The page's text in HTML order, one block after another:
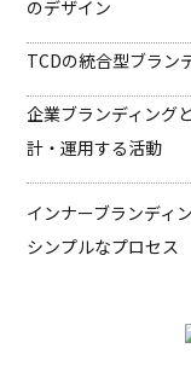
のデザイン
TCDの統合型ブラン
企業ブランディング
計・運用する活動
インナーブランディ
シンプルなプロセス